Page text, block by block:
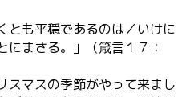
とも平穏であるのは／いけに
にまさる。」（箴言１７：
マスの季節がやって来まし